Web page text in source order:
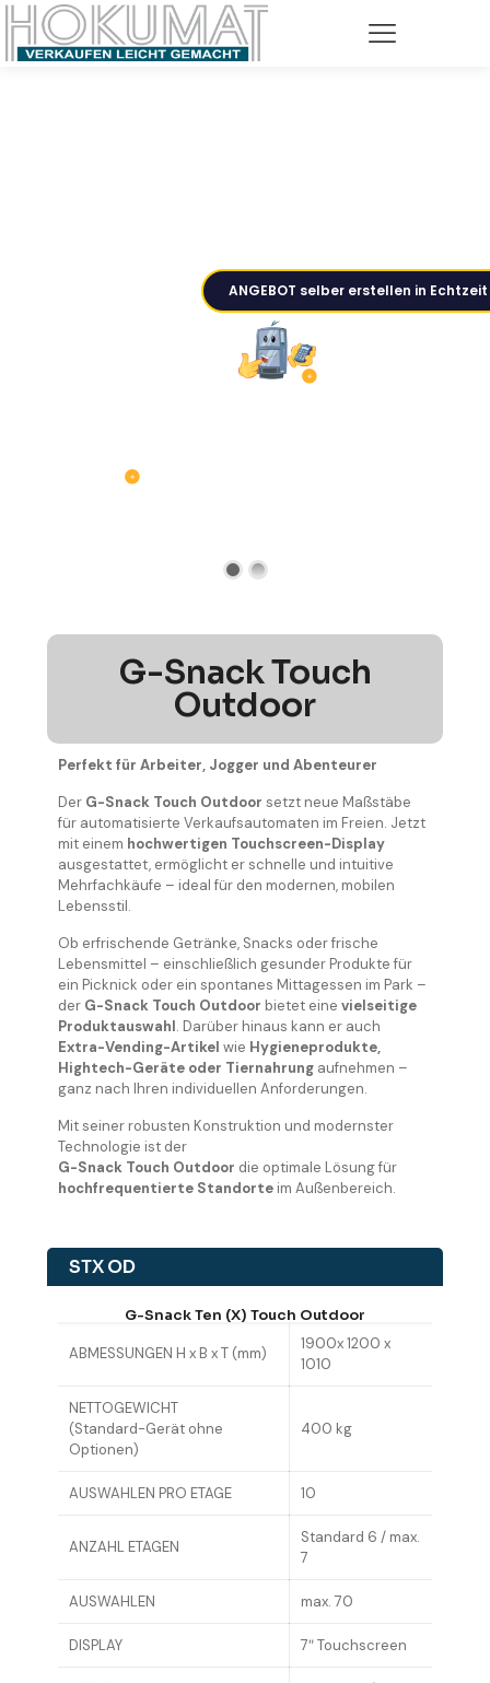
ANGEBOT selber erstellen in Echtzeit
G-Snack Touch
Outdoor
Perfekt für Arbeiter, Jogger und Abenteurer
Der G-Snack Touch Outdoor setzt neue Maßstäbe
für automatisierte Verkaufsautomaten im Freien. Jetzt
mit einem hochwertigen Touchscreen-Display
ausgestattet, ermöglicht er schnelle und intuitive
Mehrfachkäufe – ideal für den modernen, mobilen
Lebensstil.
Ob erfrischende Getränke, Snacks oder frische
Lebensmittel – einschließlich gesunder Produkte für
ein Picknick oder ein spontanes Mittagessen im Park –
der G-Snack Touch Outdoor bietet eine vielseitige
Produktauswahl. Darüber hinaus kann er auch
Extra-Vending-Artikel wie Hygieneprodukte,
Hightech-Geräte oder Tiernahrung aufnehmen –
ganz nach Ihren individuellen Anforderungen.
Mit seiner robusten Konstruktion und modernster
Technologie ist der
G-Snack Touch Outdoor die optimale Lösung für
hochfrequentierte Standorte im Außenbereich.
STX OD
G-Snack Ten (X) Touch Outdoor
ABMESSUNGEN H x B x T (mm)
1900x 1200 x
1010
NETTOGEWICHT
(Standard-Gerät ohne
Optionen)
400 kg
AUSWAHLEN PRO ETAGE 10
ANZAHL ETAGEN
Standard 6 / max.
7
AUSWAHLEN max. 70
DISPLAY 7″ Touchscreen